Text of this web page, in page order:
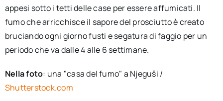
appesi sotto i tetti delle case per essere affumicati. Il
fumo che arricchisce il sapore del prosciutto è creato
bruciando ogni giorno fusti e segatura di faggio per un
periodo che va dalle 4 alle 6 settimane.
Nella foto: una "casa del fumo" a Njeguši /
Shutterstock.com